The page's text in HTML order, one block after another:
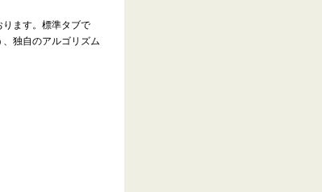
ます。標準タブで
独自のアルゴリズム